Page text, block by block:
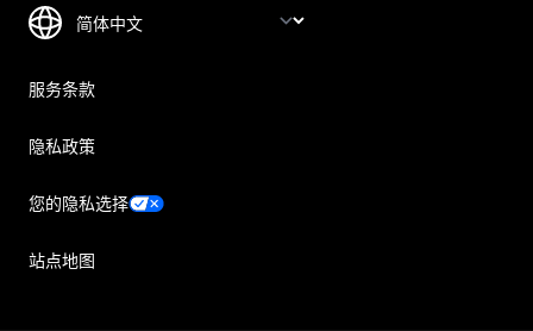
服务条款
隐私政策
您的隐私选择
站点地图